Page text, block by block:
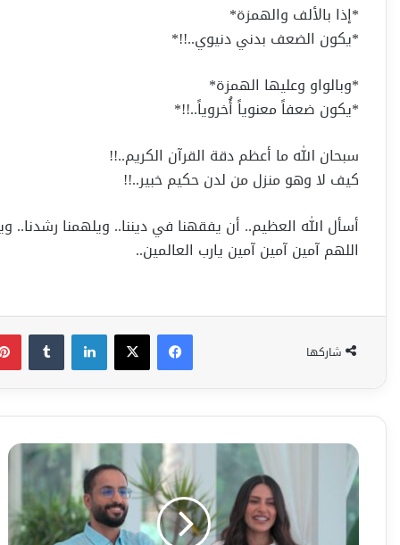
*إذا بالألف والهمزة*
*يكون الضعف بدني دنيوي..!!*
*وبالواو وعليها الهمزة*
*يكون ضعفاً معنوياً أُخروياً..!!*
سبحان الله ما أعظم دقة القرآن الكريم..!!
كيف لا وهو منزل من لدن حكيم خبير..!!
أسأل الله العظيم.. أن يفقهنا في ديننا.. ويلهمنا رشدنا..
اللهم آمين آمين آمين يارب العالمين..
شاركها
فيسبوك‫X لينكدإن
نتفليكس
تطرح
الإعلان
الرسمي
لأكثر